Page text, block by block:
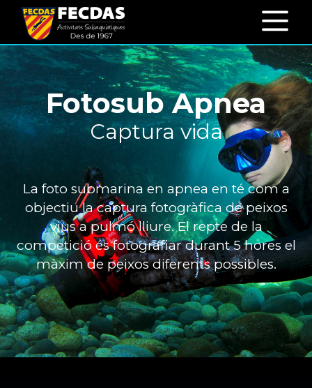
Fotosub Apnea
Captura vida
La foto submarina en apnea en té com a
objectiu la captura fotogràfica de peixos
vius a pulmó lliure. El repte de la
competició és fotografiar durant 5 hores el
màxim de peixos diferents possibles.